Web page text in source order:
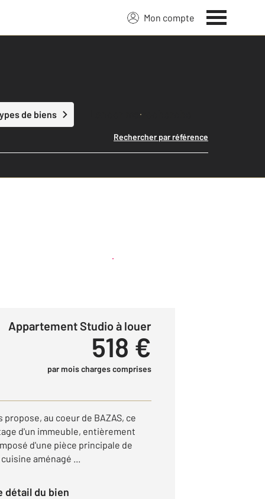
Mon compte
de biens Lancer ma recherche
Rechercher par référence
Créer une alerte
Appartement Studio à louer
518 €
par mois charges comprises
propose, au coeur de BAZAS, ce
d'un immeuble, entièrement
d'une pièce principale de
aménagé ...
détail du bien